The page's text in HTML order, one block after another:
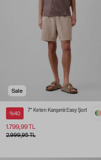
Sale
%40
7" Keten Karışımlı Easy Şort
1.799,99 TL
2.999,95 TL